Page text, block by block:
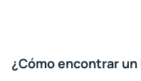
¿Cómo encontrar